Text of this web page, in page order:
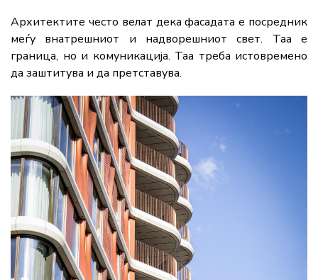
Архитектите често велат дека фасадата е посредник
меѓу внатрешниот и надворешниот свет. Таа е
граница, но и комуникација. Таа треба истовремено
да заштитува и да претставува.